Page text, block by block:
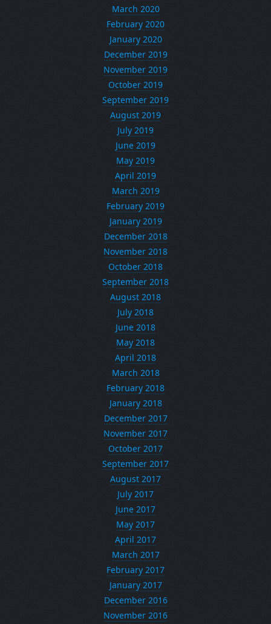
March 2020
February 2020
January 2020
December 2019
November 2019
October 2019
September 2019
August 2019
July 2019
June 2019
May 2019
April 2019
March 2019
February 2019
January 2019
December 2018
November 2018
October 2018
September 2018
August 2018
July 2018
June 2018
May 2018
April 2018
March 2018
February 2018
January 2018
December 2017
November 2017
October 2017
September 2017
August 2017
July 2017
June 2017
May 2017
April 2017
March 2017
February 2017
January 2017
December 2016
November 2016